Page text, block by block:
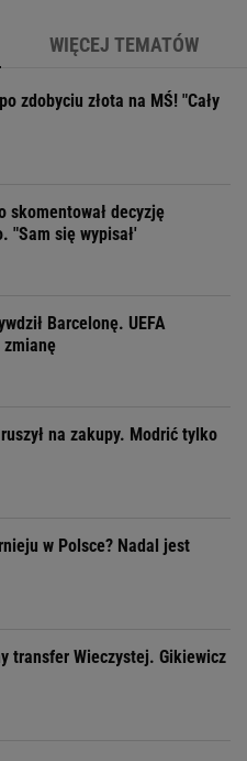
WIĘCEJ TEMATÓW
zdobyciu złota na MŚ! "Cały
skomentował decyzję
"Sam się wypisał'
Barcelonę. UEFA
zmianę
na zakupy. Modrić tylko
w Polsce? Nadal jest
transfer Wieczystej. Gikiewicz